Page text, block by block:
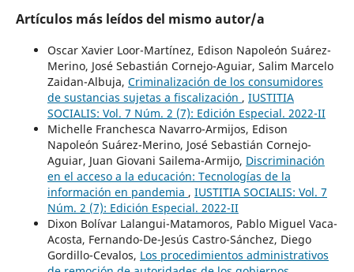
Artículos más leídos del mismo autor/a
Oscar Xavier Loor-Martínez, Edison Napoleón Suárez-
Merino, José Sebastián Cornejo-Aguiar, Salim Marcelo
Zaidan-Albuja, Criminalización de los consumidores
de sustancias sujetas a fiscalización , IUSTITIA
SOCIALIS: Vol. 7 Núm. 2 (7): Edición Especial. 2022-II
Michelle Franchesca Navarro-Armijos, Edison
Napoleón Suárez-Merino, José Sebastián Cornejo-
Aguiar, Juan Giovani Sailema-Armijo, Discriminación
en el acceso a la educación: Tecnologías de la
información en pandemia , IUSTITIA SOCIALIS: Vol. 7
Núm. 2 (7): Edición Especial. 2022-II
Dixon Bolívar Lalangui-Matamoros, Pablo Miguel Vaca-
Acosta, Fernando-De-Jesús Castro-Sánchez, Diego
Gordillo-Cevalos, Los procedimientos administrativos